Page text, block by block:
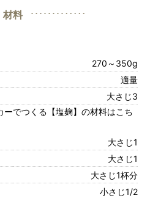
材料
270～350g
適量
大さじ3
ーでつくる【塩麹】の材料はこち
大さじ1
大さじ1
大さじ1杯分
小さじ1/2